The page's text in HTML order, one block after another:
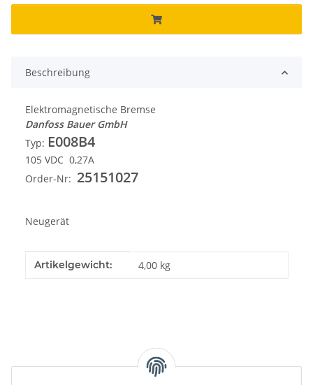
Beschreibung
Elektromagnetische Bremse
Danfoss Bauer GmbH
Typ: E008B4
105 VDC 0,27A
Order-Nr: 25151027
Neugerät
Produkteigenschaft
Wert
Artikelgewicht: 4,00 kg